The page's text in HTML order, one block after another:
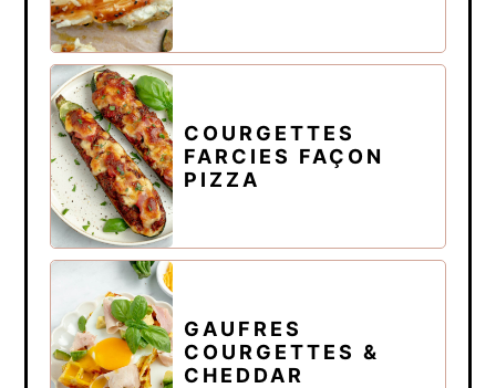
COURGETTES
FARCIES FAÇON
PIZZA
GAUFRES
COURGETTES &
CHEDDAR